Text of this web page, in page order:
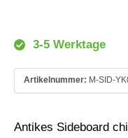
3-5 Werktage
Artikelnummer: M-SID-
Antikes Sideboard